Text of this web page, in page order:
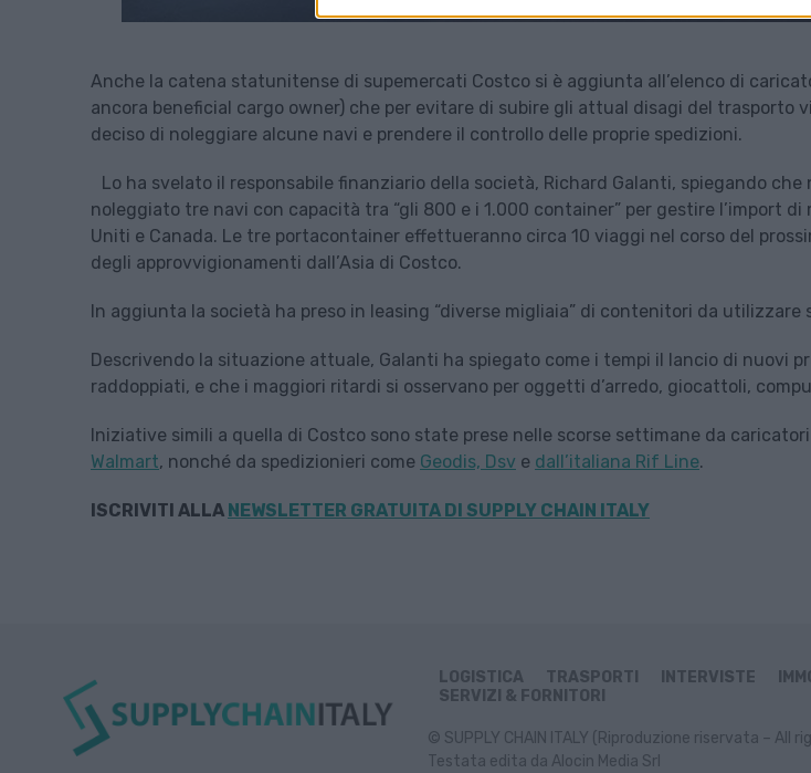
Anche la catena statunitense di supemercati Costco si è aggiunta all’elenco di
ancora beneficial cargo owner) che per evitare di subire gli attual disagi del trasporto
deciso di noleggiare alcune navi e prendere il controllo delle proprie spedizioni.
Lo ha svelato il responsabile finanziario della società, Richard Galanti, spiegando
noleggiato tre navi con capacità tra “gli 800 e i 1.000 container” per gestire l’import di
Uniti e Canada. Le tre portacontainer effettueranno circa 10 viaggi nel corso del
degli approvvigionamenti dall’Asia di Costco.
In aggiunta la società ha preso in leasing “diverse migliaia” di contenitori da utilizzare
Descrivendo la situazione attuale, Galanti ha spiegato come i tempi il lancio di nuovi
raddoppiati, e che i maggiori ritardi si osservano per oggetti d’arredo, giocattoli,
Iniziative simili a quella di Costco sono state prese nelle scorse settimane da caricatori
Walmart, nonché da spedizionieri come Geodis, Dsv e dall’italiana Rif Line.
ISCRIVITI ALLA NEWSLETTER GRATUITA DI SUPPLY CHAIN ITALY
LOGISTICA TRASPORTI INTERVISTE
SERVIZI & FORNITORI
© SUPPLY CHAIN ITALY (Riproduzione riservata – All
Testata edita da Alocin Media Srl